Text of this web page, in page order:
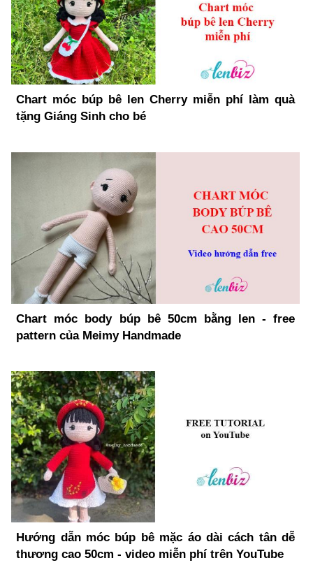
Chart móc búp bê len Cherry miễn phí làm quà
tặng Giáng Sinh cho bé
Chart móc body búp bê 50cm bằng len - free
pattern của Meimy Handmade
Hướng dẫn móc búp bê mặc áo dài cách tân dễ
thương cao 50cm - video miễn phí trên YouTube